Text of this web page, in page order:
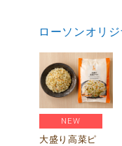
ローソンオリ
NEW
大盛り高菜ピ